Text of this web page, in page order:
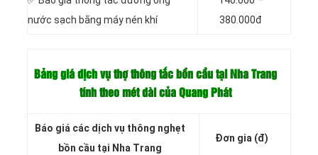
nước sạch bằng máy nén khí
380.000đ
Bảng giá dịch vụ thợ thông tắc bồn cầu tại Nha Trang
tính theo mét dài của Quang Phát
Báo giá các dịch vụ thông nghẹt
bồn cầu tại Nha Trang
Đơn gia (đ)